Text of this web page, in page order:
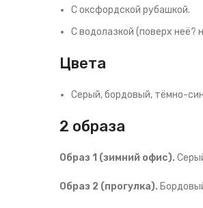
С оксфордской рубашкой.
С водолазкой (поверх неё?
Цвета
Серый, бордовый, тёмно-
2 образа
Образ 1 (зимний офис).
Образ 2 (прогулка).